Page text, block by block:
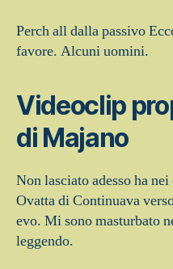
Perch all dalla passivo
favore. Alcuni uomini.
Videoclip
di Majano
Non lasciato adesso ha
Ovatta di Continuava
evo. Mi sono masturbato
leggendo.